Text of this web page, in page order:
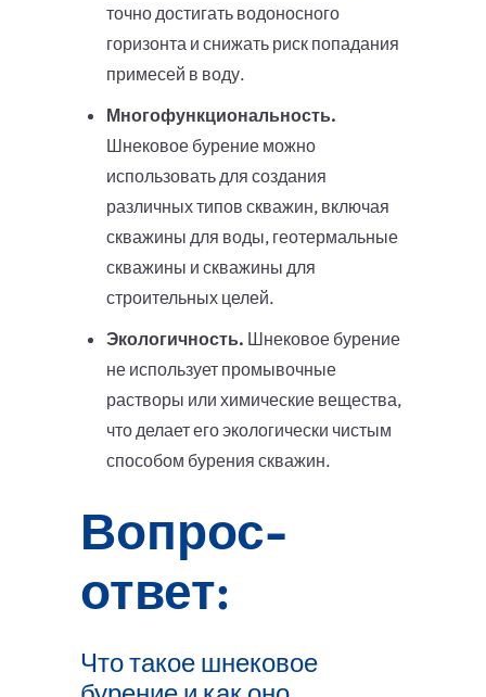
точно достигать водоносного
горизонта и снижать риск попадания
примесей в воду.
Многофункциональность.
Шнековое бурение можно
использовать для создания
различных типов скважин, включая
скважины для воды, геотермальные
скважины и скважины для
строительных целей.
Экологичность. Шнековое бурение
не использует промывочные
растворы или химические вещества,
что делает его экологически чистым
способом бурения скважин.
Вопрос-
ответ:
Что такое шнековое